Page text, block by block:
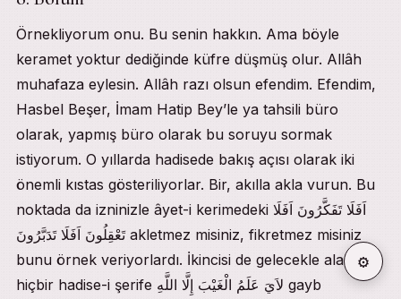
Örnekliyorum onu. Bu senin hakkın. Ama böyle
keramet yoktur dediğinde küfre düşmüş olur. Allâh
muhafaza eylesin. Allâh razı olsun efendim. Efendim,
Hasbel Beşer, İmam Hatip Bey’le ya tahsili büro
olarak, yapmış büro olarak bu soruyu sormak
istiyorum. O yıllarda hadisede bakış açısı olarak iki
önemli kıstas gösteriliyorlar. Bir, akılla akla vurun. Bu
noktada da izninizle âyet-i kerimedeki اَفَلَا تَفَكَّرُونَ اَفَلَا
تَعْقِلُونَ اَفَلَا تَدَبَّرُونَ akletmez misiniz, fikretmez misiniz
bunu örnek veriyorlardı. İkincisi de gelecekle alakalı
hiçbir hadise-i şerife لاَيَ عَلَمُ الْغَيْبَ إِلَّا اللَّهِ gayb
⚙